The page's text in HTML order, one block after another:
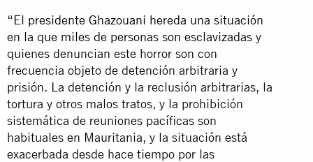
“El presidente Ghazouani hereda una situación
en la que miles de personas son esclavizadas y
quienes denuncian este horror son con
frecuencia objeto de detención arbitraria y
prisión. La detención y la reclusión arbitrarias, la
tortura y otros malos tratos, y la prohibición
sistemática de reuniones pacíficas son
habituales en Mauritania, y la situación está
exacerbada desde hace tiempo por las